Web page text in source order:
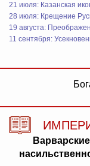
21 июля: Казанская
28 июля: Крещение
19 августа:
11 сентября: